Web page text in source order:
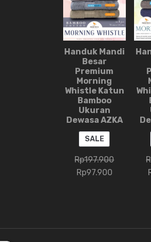
Handuk Mandi
Besar
Premium
Morning
Whistle Katun
Bamboo
Ukuran
Dewasa AZKA
SALEPRODUCT
ON
SALE
Rp197.900
Rp97.900